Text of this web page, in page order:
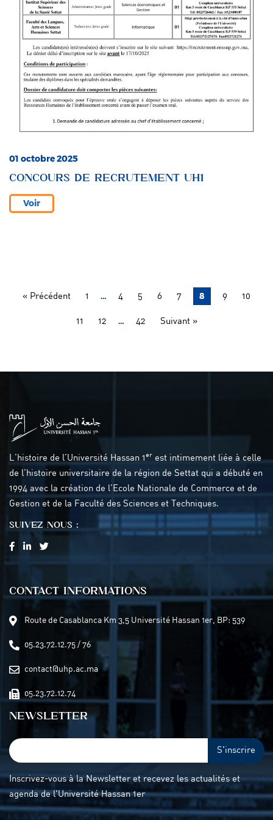
01 octobre 2025
CONCOURS DE RECRUTEMENT UH1
Voir
« Précédent 1 … 4 5 6 7 8 9 10
11 12 … 42 Suivant »
L’histoire de l’Université Hassan 1 er est intimement liée à celle
de l’histoire universitaire de la région de Settat qui a débuté en
1994 avec la création de l’Ecole Nationale de Commerce et de
Gestion et de la Faculté des Sciences et Techniques.
SUIVEZ NOUS :
CONTACT INFORMATIONS
Route de Casablanca Km 3,5 Université Hassan 1er, BP: 539
05.23.72.12.75 / 76
contact@uhp.ac.ma
05.23.72.12.74
NEWSLETTER
S'inscrire
Inscrivez-vous à la Newsletter et recevez les actualités et
agenda de l'Université Hassan 1er